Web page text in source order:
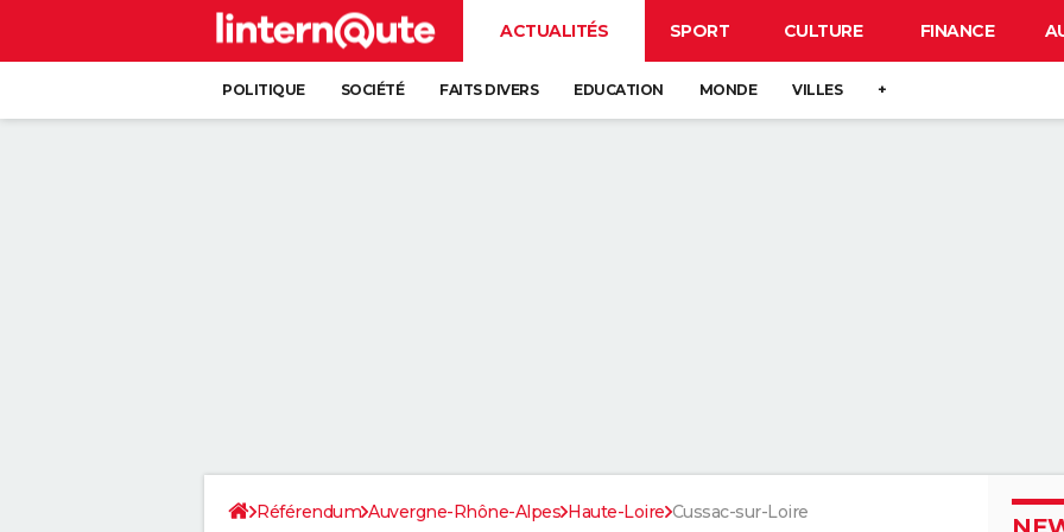
ACTUALITÉS SPORT CULTURE FINANCE
POLITIQUE SOCIÉTÉ FAITS DIVERS EDUCATION MONDE VILLES +
Référendum Auvergne-Rhône-Alpes Haute-Loire Cussac-sur-Loire